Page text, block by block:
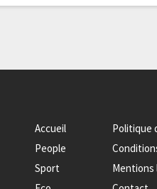
Accueil
People
Sport
Politique
Mentions